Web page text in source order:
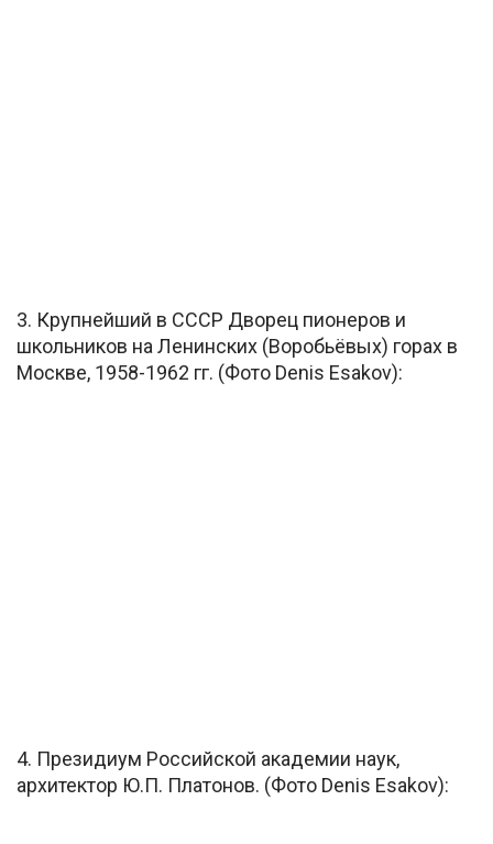
3. Крупнейший в СССР Дворец пионеров и
школьников на Ленинских (Воробьёвых) горах в
Москве, 1958-1962 гг. (Фото Denis Esakov):
4. Президиум Российской академии наук,
архитектор Ю.П. Платонов. (Фото Denis Esakov):